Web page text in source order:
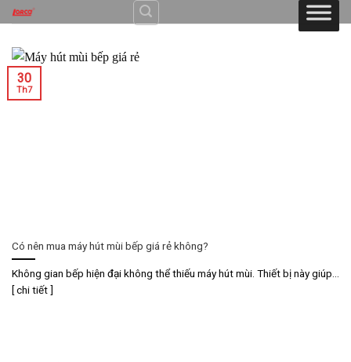
Skip
to
content
Có nên mua máy hút mùi bếp giá rẻ không?
Không gian bếp hiện đại không thể thiếu máy hút mùi. Thiết bị này giúp...
[ chi tiết ]
30
Th7